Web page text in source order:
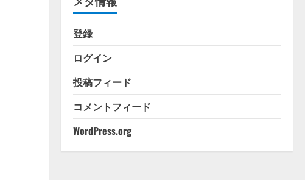
登録
ログイン
投稿フィード
コメントフィード
WordPress.org